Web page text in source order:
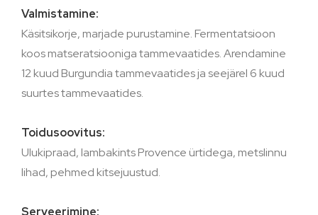
Valmistamine:
Käsitsikorje, marjade purustamine. Fermentatsioon
koos matseratsiooniga tammevaatides. Arendamine
12 kuud Burgundia tammevaatides ja seejärel 6 kuud
suurtes tammevaatides.
Toidusoovitus:
Ulukipraad, lambakints Provence ürtidega, metslinnu
lihad, pehmed kitsejuustud.
Serveerimine: